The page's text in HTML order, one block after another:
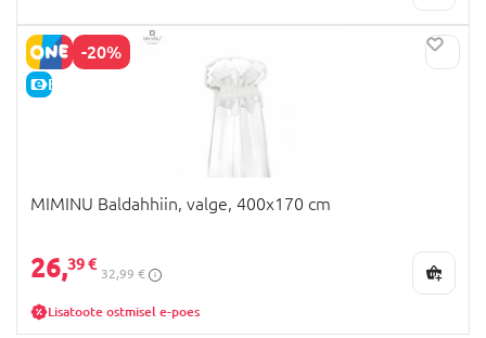
-20%
E-HIND
MIMINU Baldahhiin, valge, 400x170 cm
26,39 €
32,99 €
Lisatoote ostmisel e-poes